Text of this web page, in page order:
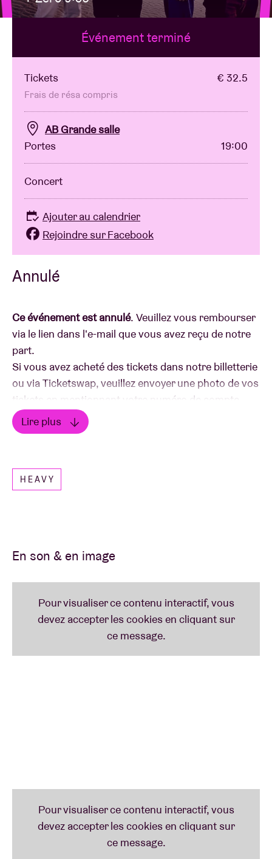
Location de salles
BRDCST
ABtv
Chèque-concert
À propos de l'AB
Contact
Annulé
Ce événement est annulé. Veuillez vous rembourser
via le lien dans l'e-mail que vous avez reçu de notre
part.
Si vous avez acheté des tickets dans notre billetterie
ou via Ticketswap, veuillez envoyer une photo de vos
tickets en mentionnant votre numéro de compte
à ticketshop@abconcerts.be
---
comme l'un des groupes les plus dynamiques et
novateurs de la scène hard rock. Après la sortie de «
en compagnie d’Asking Alexandria en special guest
et de Zero 9:36 en opening act.
Shinedown compte à ce jour 10 millions d’albums
vendus dans le monde, 11 singles certifiés d’or et de
platine, près d’ 1,5 milliard de streams ainsi que
d'innombrables tournées à guichets fermés. Chacun
résultat est une saga futuriste de treize titres
transcendés par un rock viscéral. Après un passage
au Graspop Metal Meeting, Shinedown fera trembler
l’Ancienne Belgique !
Lire plus
HEAVY
En son & en image
Événement terminé
Tickets € 32.5
Frais de résa compris
AB Grande salle
Portes
19:00
Concert
Ajouter au calendrier
Rejoindre sur Facebook